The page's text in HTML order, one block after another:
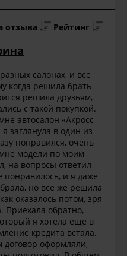
отзыва Рейтинг
салонах, и все
когда решила брать
решила друзьям,
с такой покупкой.
автосалон «Акросс
заглянула в один из
понравился, очень
модели по моим
на вопросы ответил
и я даже
но все же решила
оказалось потом, зря
Приехала обратно,
я хотела еще в
кредита встала.
договор оформляли,